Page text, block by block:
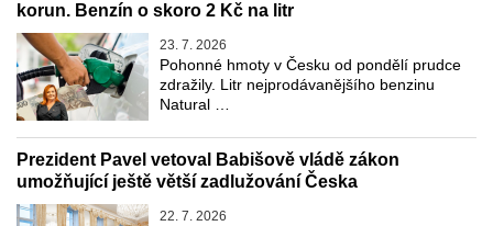
korun. Benzín o skoro 2 Kč na litr
23. 7. 2026
Pohonné hmoty v Česku od pondělí prudce
zdražily. Litr nejprodávanějšího benzinu
Natural …
Prezident Pavel vetoval Babišově vládě zákon
umožňující ještě větší zadlužování Česka
22. 7. 2026